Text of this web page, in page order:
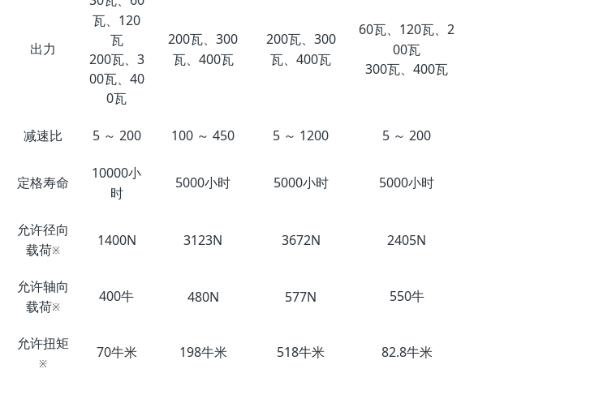
出力
瓦、120
瓦
200瓦、3
00瓦、40
0瓦
200瓦、300
瓦、400瓦
200瓦、300
瓦、400瓦
60瓦、120瓦、2
00瓦
300瓦、400瓦
减速比 5 ～ 200 100 ～ 450 5 ～ 1200 5 ～ 200
定格寿命
10000小
时
5000小时 5000小时 5000小时
允许径向
载荷※
1400N 3123N 3672N 2405N
允许轴向
载荷※
400牛 480N 577N 550牛
允许扭矩
※
70牛米 198牛米 518牛米 82.8牛米